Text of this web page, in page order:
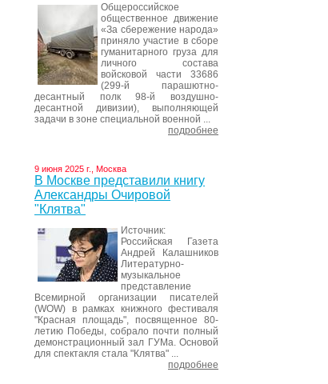
Общероссийское
общественное движение
«За сбережение народа»
приняло участие в сборе
гуманитарного груза для
личного состава
войсковой части 33686
(299-й парашютно-
десантный полк 98-й воздушно-
десантной дивизии), выполняющей
задачи в зоне специальной военной ...
подробнее
9 июня 2025 г., Москва
В Москве представили книгу
Александры Очировой
"Клятва"
Источник:
Российская Газета
Андрей Калашников
Литературно-
музыкальное
представление
Всемирной организации писателей
(WOW) в рамках книжного фестиваля
"Красная площадь", посвященное 80-
летию Победы, собрало почти полный
демонстрационный зал ГУМа. Основой
для спектакля стала "Клятва" ...
подробнее